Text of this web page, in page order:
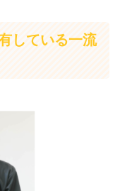
している一流